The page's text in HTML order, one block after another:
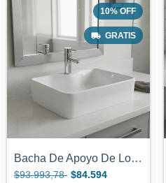
10%OFF
GRATIS
Bacha De Apoyo De Loza Para Monocomando...
$93.993,78 $84.594